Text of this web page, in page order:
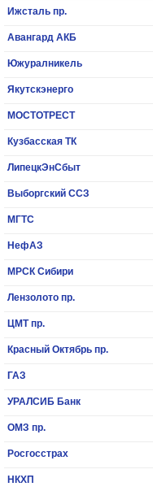
Ижсталь пр.
Авангард АКБ
Южуралникель
Якутскэнерго
МОСТОТРЕСТ
Кузбасская ТК
ЛипецкЭнСбыт
Выборгский ССЗ
МГТС
НефАЗ
МРСК Сибири
Лензолото пр.
ЦМТ пр.
Красный Октябрь пр.
ГАЗ
УРАЛСИБ Банк
ОМЗ пр.
Росгосстрах
НКХП